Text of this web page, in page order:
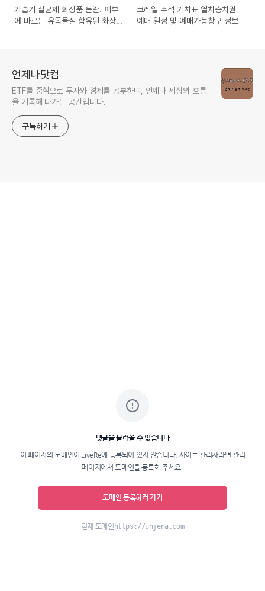
가습기 살균제 화장품 논란. 피부
에 바르는 유독물질 함유된 화장
코레일 추석 기차표 열차승차권
예매 일정 및 예매가능창구 정보
언제나닷컴
ETF를 중심으로 투자와 경제를 공부하며, 언제나 세상의 흐름
을 기록해 나가는 공간입니다.
구독하기